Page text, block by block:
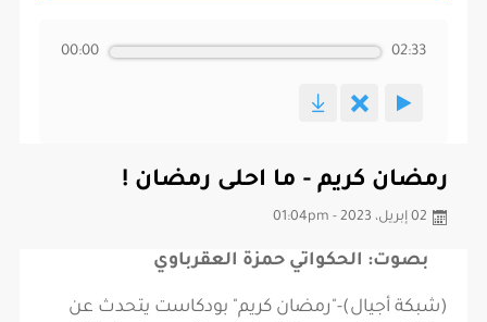
00:00 02:33
رمضان كريم - ما احلى رمضان !
02 إبريل، 2023 - 01:04pm
بصوت: الحكواتي حمزة العقرباوي
(شبكة أجيال)-"رمضان كريم" بودكاست يتحدث عن